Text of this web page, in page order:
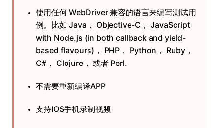
使用任何 WebDriver 兼容的语言来编写测试用
例。比如 Java， Objective-C， JavaScript
with Node.js (in both callback and yield-
based flavours)， PHP， Python， Ruby，
C#， Clojure， 或者 Perl.
不需要重新编译APP
支持IOS手机录制视频